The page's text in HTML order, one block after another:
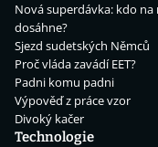
Nová superdávka: kdo na
dosáhne?
Sjezd sudetských Němců
Proč vláda zavádí EET?
Padni komu padni
Výpověď z práce vzor
Divoký kačer
Technologie